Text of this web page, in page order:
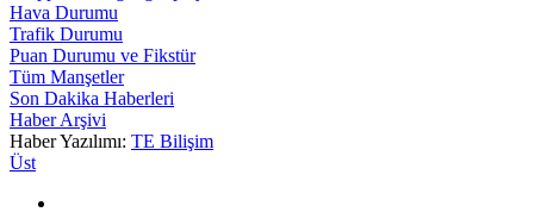
Hava Durumu
Trafik Durumu
Puan Durumu ve Fikstür
Tüm Manşetler
Son Dakika Haberleri
Haber Arşivi
Haber Yazılımı: TE Bilişim
Üst